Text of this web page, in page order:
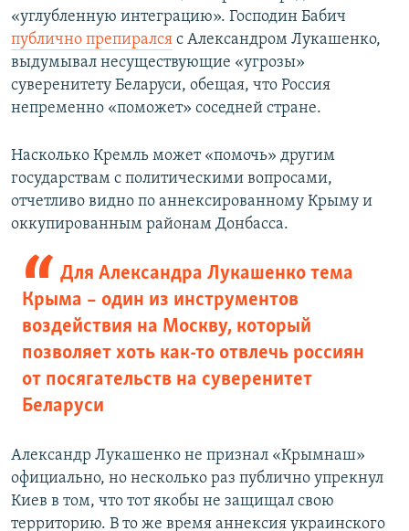
«углубленную интеграцию». Господин Бабич
публично препирался с Александром Лукашенко,
выдумывал несуществующие «угрозы»
суверенитету Беларуси, обещая, что Россия
непременно «поможет» соседней стране.
Насколько Кремль может «помочь» другим
государствам с политическими вопросами,
отчетливо видно по аннексированному Крыму и
оккупированным районам Донбасса.
Для Александра Лукашенко тема
Крыма – один из инструментов
воздействия на Москву, который
позволяет хоть как-то отвлечь россиян
от посягательств на суверенитет
Беларуси
Александр Лукашенко не признал «Крымнаш»
официально, но несколько раз публично упрекнул
Киев в том, что тот якобы не защищал свою
территорию. В то же время аннексия украинского